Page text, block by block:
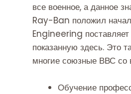
все военное, а данное
Ray-Ban положил
Engineering
показанную здесь. Это
многие союзные ВВС со
Обучение